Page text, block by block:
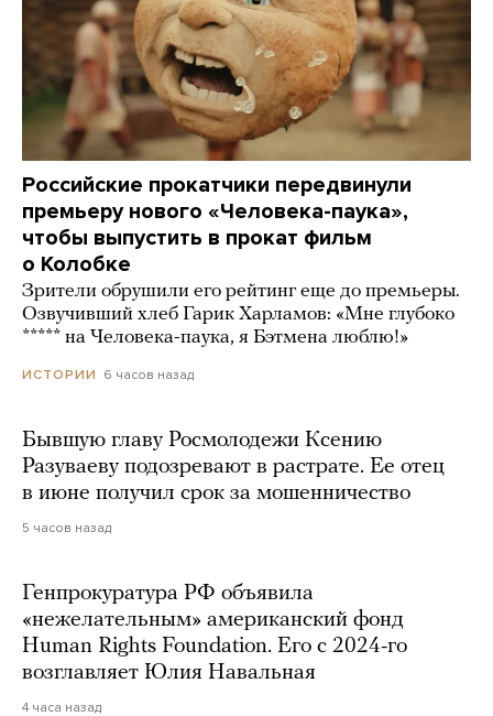
Российские прокатчики передвинули
премьеру нового «Человека-паука»,
чтобы выпустить в прокат фильм
о Колобке
Зрители обрушили его рейтинг еще до премьеры.
Озвучивший хлеб Гарик Харламов: «Мне глубоко
***** на Человека-паука, я Бэтмена люблю!»
ИСТОРИИ 6 часов назад
Бывшую главу Росмолодежи Ксению
Разуваеву подозревают в растрате. Ее отец
в июне получил срок за мошенничество
5 часов назад
Генпрокуратура РФ объявила
«нежелательным» американский фонд
Human Rights Foundation. Его с 2024-го
возглавляет Юлия Навальная
4 часа назад